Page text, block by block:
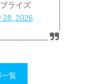
ライズ
28, 2026
一覧